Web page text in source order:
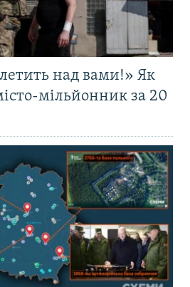
над вами!» Як
мільйонник за 20